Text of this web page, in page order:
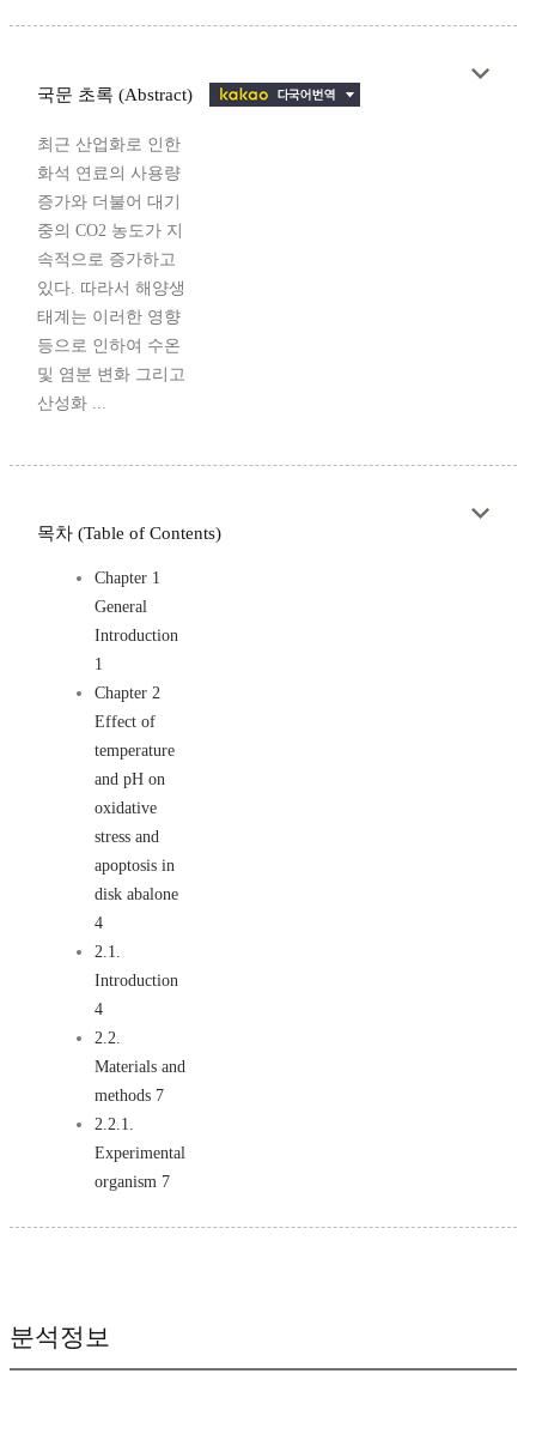
국문 초록 (Abstract)
최근 산업화로 인한
화석 연료의 사용량
증가와 더불어 대기
중의 CO2 농도가 지
속적으로 증가하고
있다. 따라서 해양생
태계는 이러한 영향
등으로 인하여 수온
및 염분 변화 그리고
산성화 ...
목차 (Table of Contents)
Chapter 1
General
Introduction
1
Chapter 2
Effect of
temperature
and pH on
oxidative
stress and
apoptosis in
disk abalone
4
2.1.
Introduction
4
2.2.
Materials and
methods 7
2.2.1.
Experimental
organism 7
분석정보